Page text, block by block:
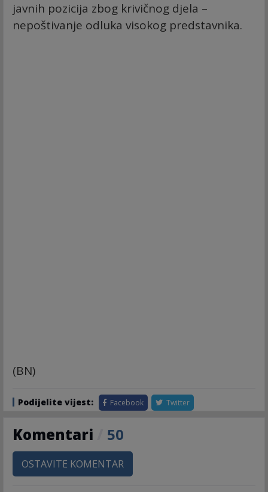
javnih pozicija zbog krivičnog djela –
nepoštivanje odluka visokog predstavnika.
(BN)
Podijelite vijest: Facebook Twitter
Komentari 50
OSTAVITE KOMENTAR